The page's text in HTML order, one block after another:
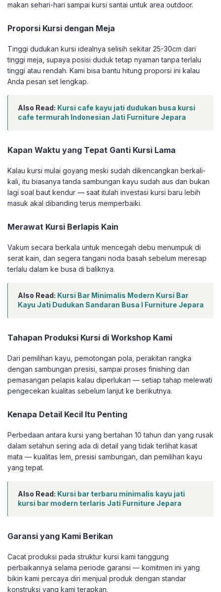
makan sehari-hari sampai kursi santai untuk area outdoor.
Proporsi Kursi dengan Meja
Tinggi dudukan kursi idealnya selisih sekitar 25-30cm dari
tinggi meja, supaya posisi duduk tetap nyaman tanpa terlalu
tinggi atau rendah. Kami bisa bantu hitung proporsi ini kalau
Anda pesan set lengkap.
Also Read: Kursi cafe kayu jati dudukan busa kursi
cafe termurah Indonesian Jati Furniture Jepara
Kapan Waktu yang Tepat Ganti Kursi Lama
Kalau kursi mulai goyang meski sudah dikencangkan berkali-
kali, itu biasanya tanda sambungan kayu sudah aus dan bukan
lagi soal baut kendur — saat itulah investasi kursi baru lebih
masuk akal dibanding terus memperbaiki.
Merawat Kursi Berlapis Kain
Vakum secara berkala untuk mencegah debu menumpuk di
serat kain, dan segera tangani noda basah sebelum meresap
terlalu dalam ke busa di baliknya.
Also Read: Kursi Bar Minimalis Modern Kursi Bar
Kayu Jati Dudukan Sandaran Busa I Furniture Jepara
Tahapan Produksi Kursi di Workshop Kami
Dari pemilihan kayu, pemotongan pola, perakitan rangka
dengan sambungan presisi, sampai proses finishing dan
pemasangan pelapis kalau diperlukan — setiap tahap melewati
pengecekan kualitas sebelum lanjut ke berikutnya.
Kenapa Detail Kecil Itu Penting
Perbedaan antara kursi yang bertahan 10 tahun dan yang rusak
dalam setahun sering ada di detail yang tidak terlihat kasat
mata — kualitas lem, presisi sambungan, dan pemilihan kayu
yang tepat.
Also Read: Kursi bar terbaru minimalis kayu jati
kursi bar modern terlaris Jati Furniture Jepara
Garansi yang Kami Berikan
Cacat produksi pada struktur kursi kami tanggung
perbaikannya selama periode garansi — komitmen ini yang
bikin kami percaya diri menjual produk dengan standar
konstruksi yang kami terapkan.